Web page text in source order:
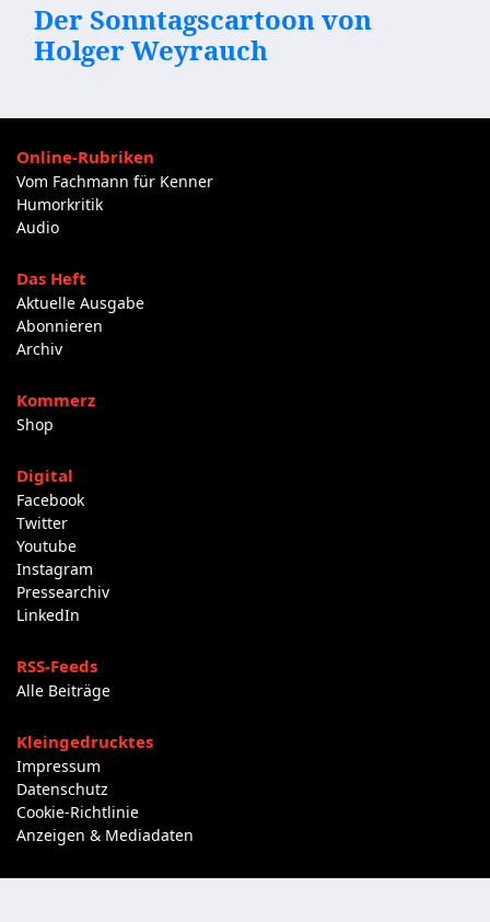
Der Sonntagscartoon von
Holger Weyrauch
Online-Rubriken
Vom Fachmann für Kenner
Humorkritik
Audio
Das Heft
Aktuelle Ausgabe
Abonnieren
Archiv
Kommerz
Shop
Digital
Facebook
Twitter
Youtube
Instagram
Pressearchiv
LinkedIn
RSS-Feeds
Alle Beiträge
Kleingedrucktes
Impressum
Datenschutz
Cookie-Richtlinie
Anzeigen & Mediadaten